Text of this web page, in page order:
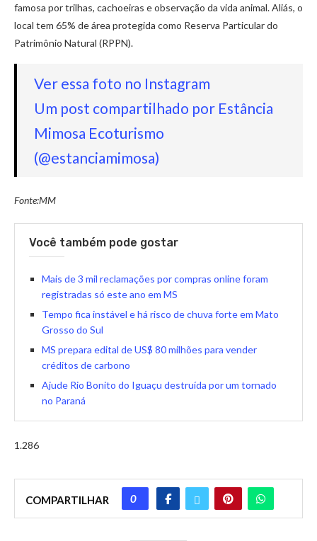
famosa por trilhas, cachoeiras e observação da vida animal. Aliás, o
local tem 65% de área protegida como Reserva Particular do
Patrimônio Natural (RPPN).
Ver essa foto no Instagram
Um post compartilhado por Estância
Mimosa Ecoturismo
(@estanciamimosa)
Fonte:MM
Você também pode gostar
Mais de 3 mil reclamações por compras online foram
registradas só este ano em MS
Tempo fica instável e há risco de chuva forte em Mato
Grosso do Sul
MS prepara edital de US$ 80 milhões para vender
créditos de carbono
Ajude Rio Bonito do Iguaçu destruída por um tornado
no Paraná
1.286
COMPARTILHAR 0